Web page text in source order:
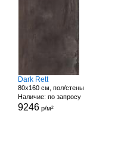
Dark Rett
80x160 см, пол/стены
Наличие: по запросу
9246 р/м²